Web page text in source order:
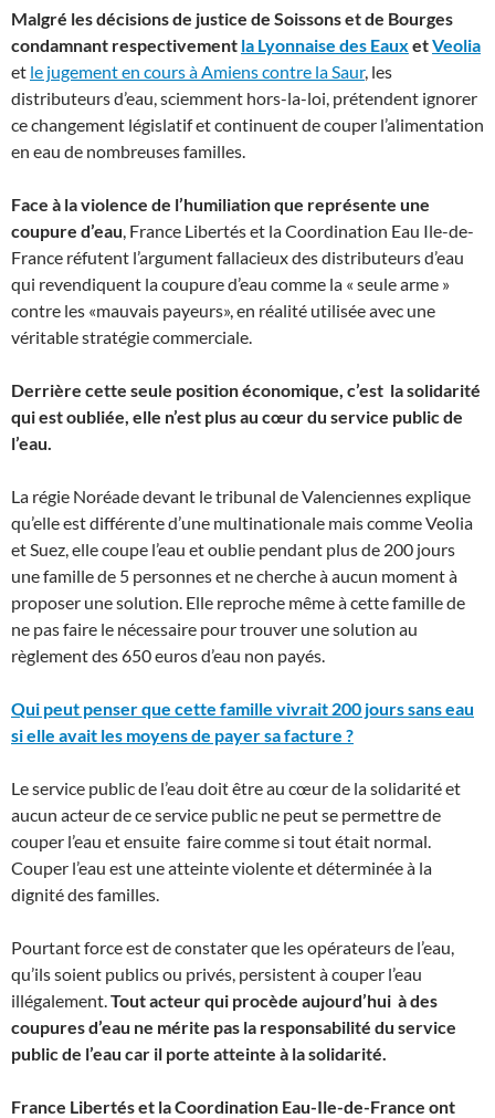
Malgré les décisions de justice de Soissons et de Bourges
condamnant respectivement la Lyonnaise des Eaux etVeolia
et le jugement en cours à Amiens contre la Saur, les
distributeurs d’eau, sciemment hors-la-loi, prétendent ignorer
ce changement législatif et continuent de couper l’alimentation
en eau de nombreuses familles.
Face à la violence de l’humiliation que représente une
coupure d’eau, France Libertés et la Coordination Eau Ile-de-
France réfutent l’argument fallacieux des distributeurs d’eau
qui revendiquent la coupure d’eau comme la « seule arme »
contre les «mauvais payeurs», en réalité utilisée avec une
véritable stratégie commerciale.
Derrière cette seule position économique, c’est la solidarité
qui est oubliée, elle n’est plus au cœur du service public de
l’eau.
La régie Noréade devant le tribunal de Valenciennes explique
qu’elle est différente d’une multinationale mais comme Veolia
et Suez, elle coupe l’eau et oublie pendant plus de 200 jours
une famille de 5 personnes et ne cherche à aucun moment à
proposer une solution. Elle reproche même à cette famille de
ne pas faire le nécessaire pour trouver une solution au
règlement des 650 euros d’eau non payés.
Qui peut penser que cette famille vivrait 200 jours sans eau
si elle avait les moyens de payer sa facture ?
Le service public de l’eau doit être au cœur de la solidarité et
aucun acteur de ce service public ne peut se permettre de
couper l’eau et ensuite faire comme si tout était normal.
Couper l’eau est une atteinte violente et déterminée à la
dignité des familles.
Pourtant force est de constater que les opérateurs de l’eau,
qu’ils soient publics ou privés, persistent à couper l’eau
illégalement.Tout acteur qui procède aujourd’hui à des
coupures d’eau ne mérite pas la responsabilité du service
public de l’eau car il porte atteinte à la solidarité.
France Libertés et la Coordination Eau-Ile-de-France ont